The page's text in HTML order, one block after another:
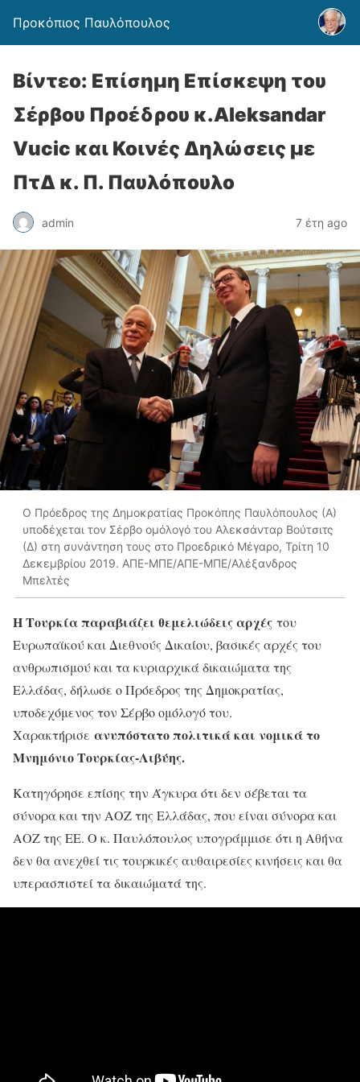
Προκόπιος Παυλόπουλος
Βίντεο: Επίσημη Επίσκεψη του
Σέρβου Προέδρου κ.Aleksandar
Vucic και Κοινές Δηλώσεις με
ΠτΔ κ. Π. Παυλόπουλο
admin 7 έτη ago
Ο Πρόεδρος της Δημοκρατίας Προκόπης Παυλόπουλος (Α)
υποδέχεται τον Σέρβο ομόλογό του Αλεκσάνταρ Βούτσιτς
(Δ) στη συνάντηση τους στο Προεδρικό Μέγαρο, Τρίτη 10
Δεκεμβρίου 2019. ΑΠΕ-ΜΠΕ/ΑΠΕ-ΜΠΕ/Αλέξανδρος
Μπελτές
Η Τουρκία παραβιάζει θεμελιώδεις αρχές του
Ευρωπαϊκού και Διεθνούς Δικαίου, βασικές αρχές του
ανθρωπισμού και τα κυριαρχικά δικαιώματα της
Ελλάδας, δήλωσε ο Πρόεδρος της Δημοκρατίας,
υποδεχόμενος τον Σέρβο ομόλογό του.
Χαρακτήρισε ανυπόστατο πολιτικά και νομικά το
Μνημόνιο Τουρκίας-Λιβύης.
Κατηγόρησε επίσης την Άγκυρα ότι δεν σέβεται τα
σύνορα και την ΑΟΖ της Ελλάδας, που είναι σύνορα και
ΑΟΖ της ΕΕ. Ο κ. Παυλόπουλος υπογράμμισε ότι η Αθήνα
δεν θα ανεχθεί τις τουρκικές αυθαιρεσίες κινήσεις και θα
υπερασπιστεί τα δικαιώματά της.